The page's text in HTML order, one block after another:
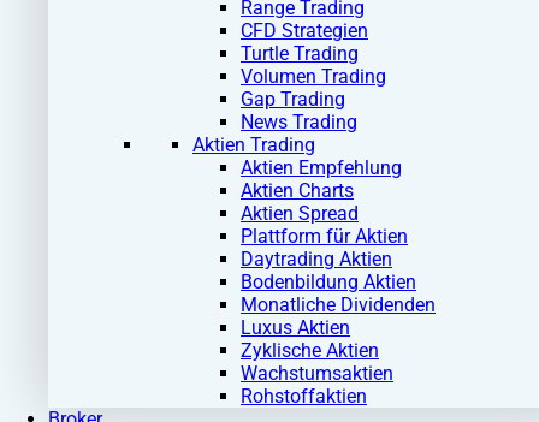
Range Trading
CFD Strategien
Turtle Trading
Volumen Trading
Gap Trading
News Trading
Aktien Trading
Aktien Empfehlung
Aktien Charts
Aktien Spread
Plattform für Aktien
Daytrading Aktien
Bodenbildung Aktien
Monatliche Dividenden
Luxus Aktien
Zyklische Aktien
Wachstumsaktien
Rohstoffaktien